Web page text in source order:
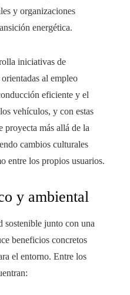
y organizaciones
energética.
iniciativas de
al empleo
eficiente y el
vehículos, y con estas
proyecta más allá de la
cambios culturales
entre los propios usuarios.
y ambiental
sostenible junto con una
beneficios concretos
el entorno. Entre los